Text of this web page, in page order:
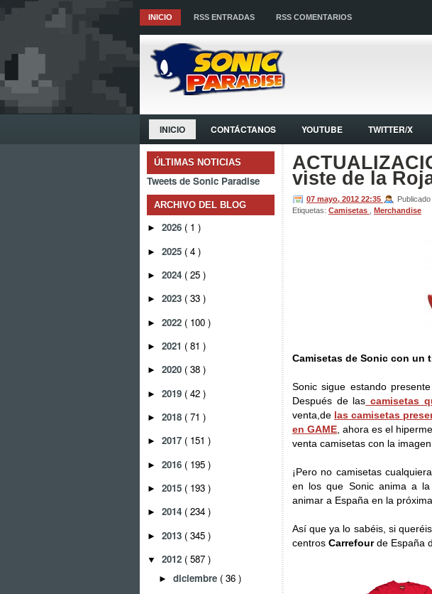
INICIO RSS ENTRADAS RSS COMENTARIOS
INICIO CONTÁCTANOS YOUTUBE TWITTER/X
ÚLTIMAS NOTICIAS
Tweets de Sonic Paradise
ARCHIVO DEL BLOG
► 2026 ( 1 )
► 2025 ( 4 )
► 2024 ( 25 )
► 2023 ( 33 )
► 2022 ( 100 )
► 2021 ( 81 )
► 2020 ( 38 )
► 2019 ( 42 )
► 2018 ( 71 )
► 2017 ( 151 )
► 2016 ( 195 )
► 2015 ( 193 )
► 2014 ( 234 )
► 2013 ( 345 )
▼ 2012 ( 587 )
► diciembre ( 36 )
viste de la
07 mayo, 2012 22:35
Etiquetas: Camisetas Merchandise
Camisetas de Sonic con un
Sonic sigue estando
Después de las camisetas
venta,de las camisetas
en GAME , ahora es el
venta camisetas con la
¡Pero no camisetas
en los que Sonic anima a la
animar a España en la
Así que ya lo sabéis, si
centros Carrefourde España